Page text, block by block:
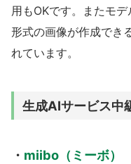
用もOKです。またモ
形式の画像が作成でき
れています。
生成AIサービス中
・ miibo（ミーボ）